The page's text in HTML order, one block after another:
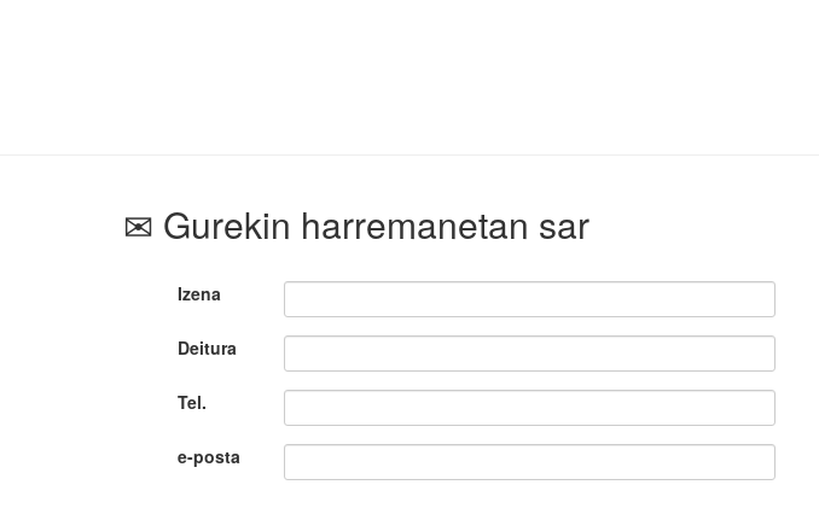
Gurekin harremanetan sar
Izena
Deitura
Tel.
e-posta